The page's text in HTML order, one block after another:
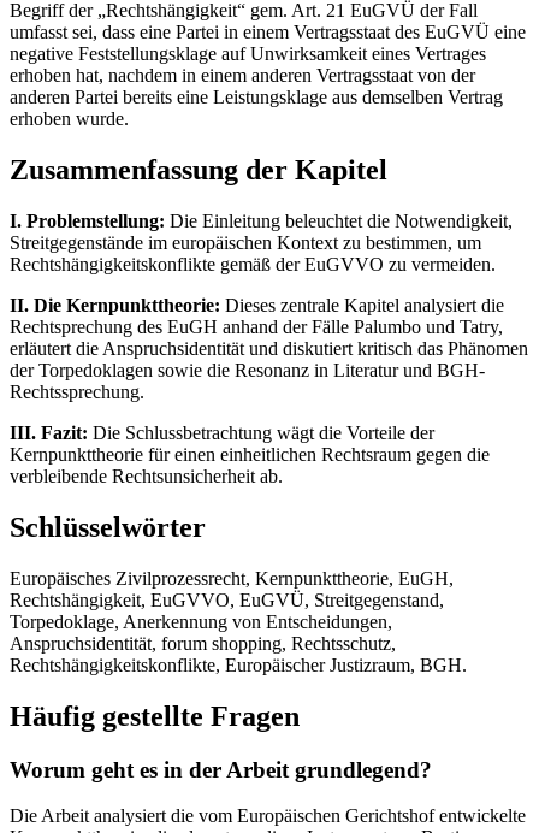
Begriff der „Rechtshängigkeit“ gem. Art. 21 EuGVÜ der Fall
umfasst sei, dass eine Partei in einem Vertragsstaat des EuGVÜ eine
negative Feststellungsklage auf Unwirksamkeit eines Vertrages
erhoben hat, nachdem in einem anderen Vertragsstaat von der
anderen Partei bereits eine Leistungsklage aus demselben Vertrag
erhoben wurde.
Zusammenfassung der Kapitel
I. Problemstellung: Die Einleitung beleuchtet die Notwendigkeit,
Streitgegenstände im europäischen Kontext zu bestimmen, um
Rechtshängigkeitskonflikte gemäß der EuGVVO zu vermeiden.
II. Die Kernpunkttheorie: Dieses zentrale Kapitel analysiert die
Rechtsprechung des EuGH anhand der Fälle Palumbo und Tatry,
erläutert die Anspruchsidentität und diskutiert kritisch das Phänomen
der Torpedoklagen sowie die Resonanz in Literatur und BGH-
Rechtssprechung.
III. Fazit: Die Schlussbetrachtung wägt die Vorteile der
Kernpunkttheorie für einen einheitlichen Rechtsraum gegen die
verbleibende Rechtsunsicherheit ab.
Schlüsselwörter
Europäisches Zivilprozessrecht, Kernpunkttheorie, EuGH,
Rechtshängigkeit, EuGVVO, EuGVÜ, Streitgegenstand,
Torpedoklage, Anerkennung von Entscheidungen,
Anspruchsidentität, forum shopping, Rechtsschutz,
Rechtshängigkeitskonflikte, Europäischer Justizraum, BGH.
Häufig gestellte Fragen
Worum geht es in der Arbeit grundlegend?
Die Arbeit analysiert die vom Europäischen Gerichtshof entwickelte